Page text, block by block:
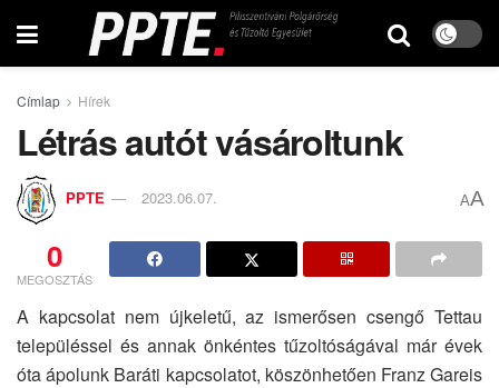
Címlap Hírek
Létrás autót vásároltunk
PPTE 2023.06.07. AA
0
MEGOSZTÁS
A kapcsolat nem újkeletű, az ismerősen csengő Tettau
településsel és annak önkéntes tűzoltóságával már évek
óta ápolunk Baráti kapcsolatot, köszönhetően Franz Gareis